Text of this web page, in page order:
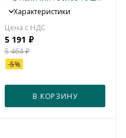
Характеристики
5 191 ₽
5 464₽
-5%
В КОРЗИНУ